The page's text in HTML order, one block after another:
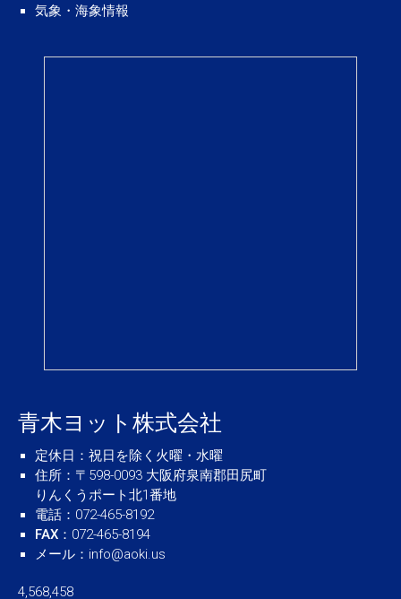
気象・海象情報
青木ヨット株式会社
定休日 ：祝日を除く火曜・水曜
住所 ：〒598-0093 大阪府泉南郡田尻町
りんくうポート北1番地
電話 ：072-465-8192
FAX ：072-465-8194
メール ： info@aoki.us
4,568,458